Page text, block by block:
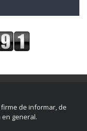
de informar, de
general.